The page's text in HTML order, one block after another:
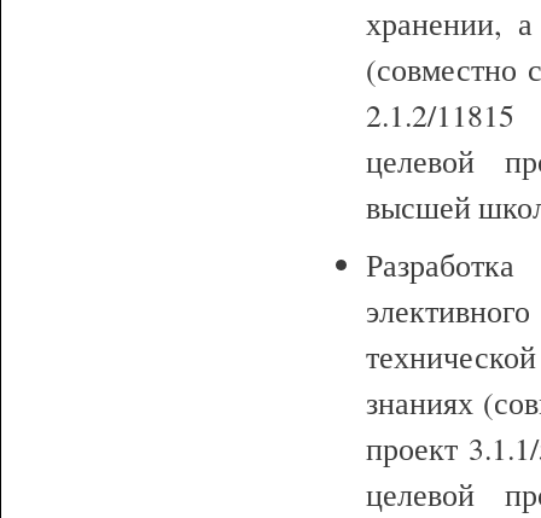
хранении,
(совместно
2.1.2/
целевой
высшей
знаниях
проект
целевой